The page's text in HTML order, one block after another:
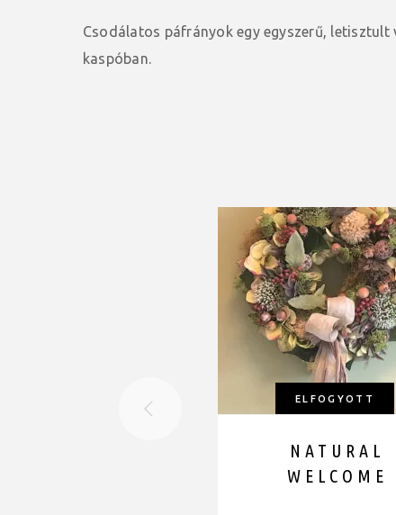
Csodálatos páfrányok egy egyszerű, letisztult
kaspóban.
ELFOGYOTT
NATURAL
WELCOME